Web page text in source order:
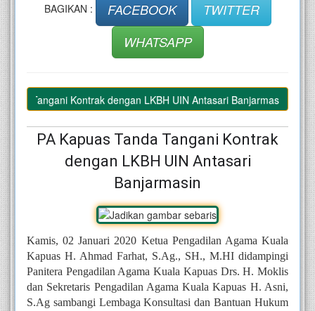
BAGIKAN : FACEBOOK
TWITTER
WHATSAPP
Tangani Kontrak dengan LKBH UIN Antasari Banjarmasin
PA Kapuas Tanda Tangani Kontrak
dengan LKBH UIN Antasari
Banjarmasin
Kamis, 02 Januari 2020 Ketua Pengadilan Agama Kuala
Kapuas H. Ahmad Farhat, S.Ag., SH., M.HI didampingi
Panitera Pengadilan Agama Kuala Kapuas Drs. H. Moklis
dan Sekretaris Pengadilan Agama Kuala Kapuas H. Asni,
S.Ag sambangi Lembaga Konsultasi dan Bantuan Hukum